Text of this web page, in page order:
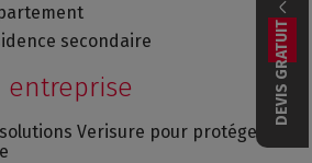
DEVIS GRATUIT
secondaire
entreprise
Verisure pour protéger